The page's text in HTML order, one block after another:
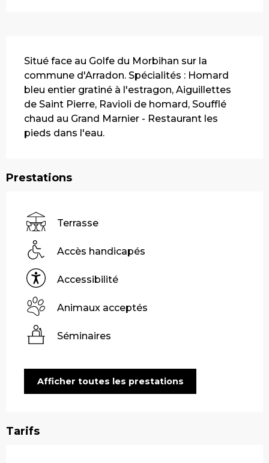
Situé face au Golfe du Morbihan sur la
commune d'Arradon. Spécialités : Homard
bleu entier gratiné à l'estragon, Aiguillettes
de Saint Pierre, Ravioli de homard, Soufflé
chaud au Grand Marnier - Restaurant les
pieds dans l'eau.
Prestations
Terrasse
Accès handicapés
Accessibilité
Animaux acceptés
Séminaires
Afficher toutes les prestations
Tarifs